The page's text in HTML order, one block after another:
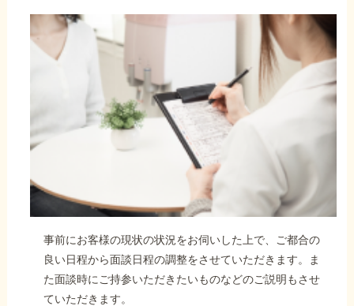
事前にお客様の現状の状況をお伺いした上で、ご都合の
良い日程から面談日程の調整をさせていただきます。ま
た面談時にご持参いただきたいものなどのご説明もさせ
ていただきます。